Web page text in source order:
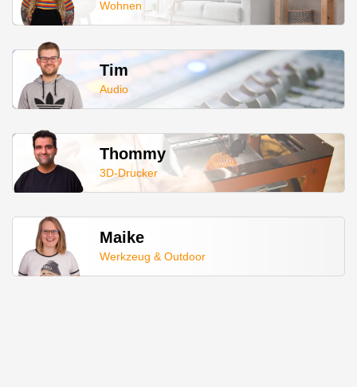
Wohnen
Tim
Audio
Thommy
3D-Drucker
Maike
Werkzeug & Outdoor